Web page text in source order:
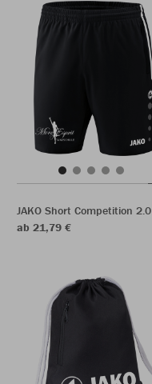
JAKO Short Competition 2.0
ab 21,79 €